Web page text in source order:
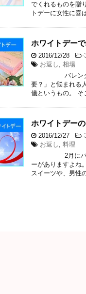
でくれるものを贈
トデーに女性に
ホワイトデー
2016/12/28 -
お返し , 相場
バレンタイン
要？」と悩まれる
儀というもの。
ホワイトデー
2016/12/27 -
お返し , 料理
2月にバレンタ
ーがありますよね
スイーツや、男性